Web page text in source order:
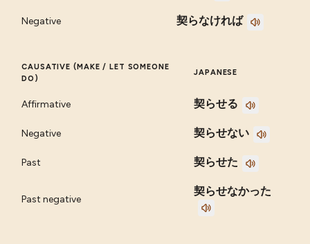
Negative 契らなければ
CAUSATIVE (MAKE / LET SOMEONE
DO)
JAPANESE
Affirmative 契らせる
Negative 契らせない
Past 契らせた
Past negative
契らせなかった